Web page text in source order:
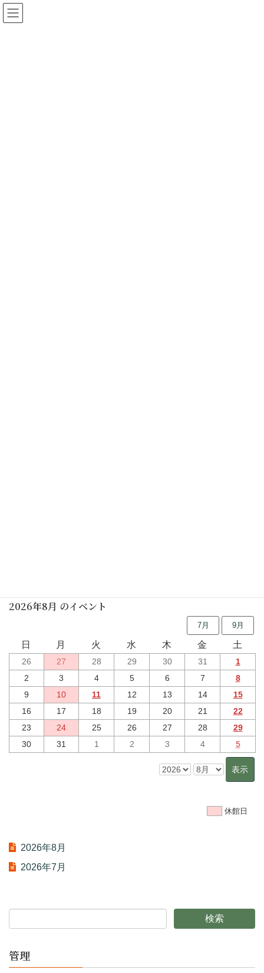
2026年8月 のイベント
7月 9月
日 月 火 水 木 金 土
26 27 28 29 30 31
1
2
3 4 5 6 7
8
9
10 11 12 13 14
15
16
17 18 19 20 21
22
23
24 25 26 27 28
29
30
31 1 2 3 4 5
休館日
2026年8月
2026年7月
管理